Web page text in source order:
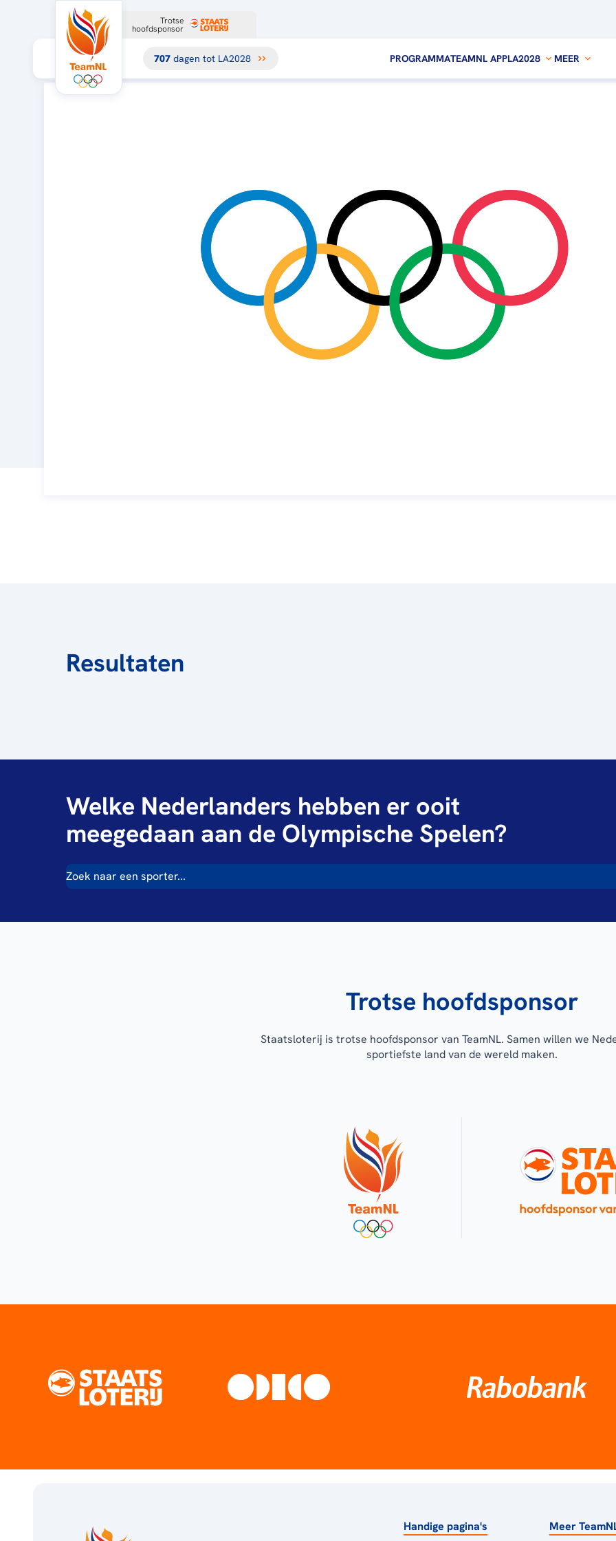
Trotse
hoofdsponsor
707 dagen tot LA2028 PROGRAMMATEAMNL APPLA2028 MEER
Resultaten
Welke Nederlanders hebben er ooit
meegedaan aan de Olympische Spelen?
Trotse hoofdsponsor
Staatsloterij is trotse hoofdsponsor van TeamNL. Samen willen we
sportiefste land van de wereld maken.
Handige pagina's Meer